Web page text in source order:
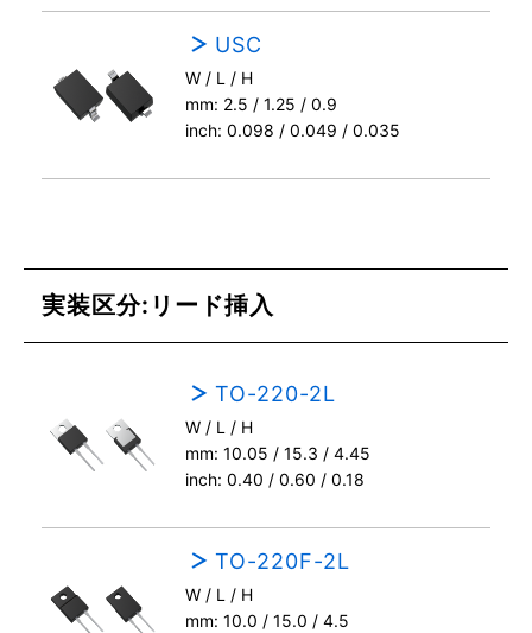
USC
W / L / H
mm: 2.5 / 1.25 / 0.9
inch: 0.098 / 0.049 / 0.035
実装区分:リード挿入
TO-220-2L
W / L / H
mm: 10.05 / 15.3 / 4.45
inch: 0.40 / 0.60 / 0.18
TO-220F-2L
W / L / H
mm: 10.0 / 15.0 / 4.5